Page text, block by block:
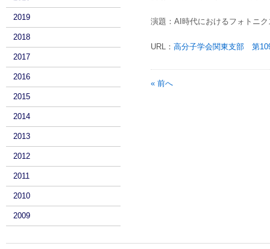
演題：AI時代におけるフォトニ
URL： 高分子学会関東支部 第
« 前へ
2019
2018
2017
2016
2015
2014
2013
2012
2011
2010
2009